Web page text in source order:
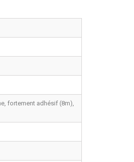
fortement adhésif (8m),